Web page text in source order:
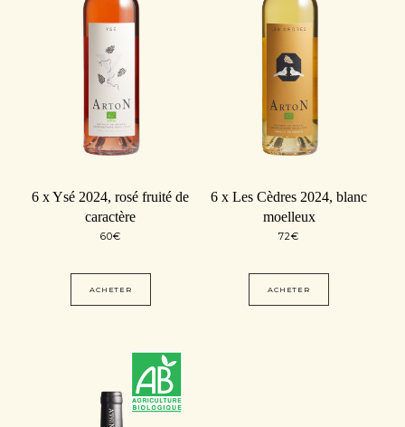
6 x Ysé 2024, rosé fruité de
caractère
60€
ACHETER
6 x Les Cèdres 2024, blanc
moelleux
72€
ACHETER